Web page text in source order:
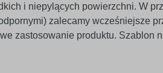
i niepylących powierzchni. W
zalecamy wcześniejsze
zastosowanie produktu. Szablon